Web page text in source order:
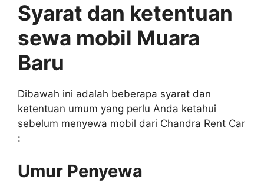
Syarat dan ketentuan
sewa mobil Muara
Baru
Dibawah ini adalah beberapa syarat dan
ketentuan umum yang perlu Anda ketahui
sebelum menyewa mobil dari Chandra Rent Car
:
Umur Penyewa